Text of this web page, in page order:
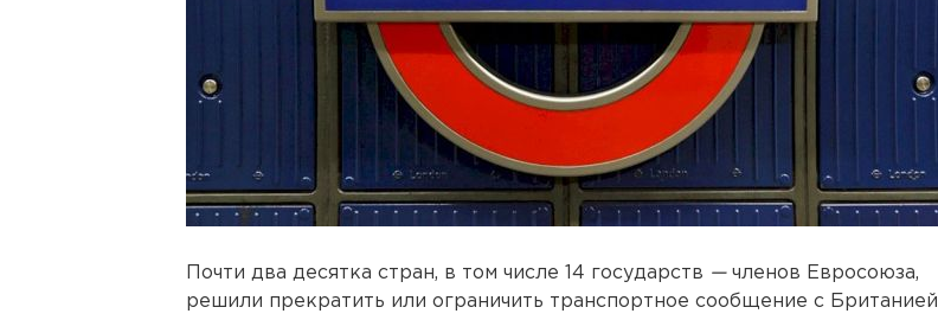
Почти два десятка стран, в том числе 14 государств — членов Евросоюза,
решили прекратить или ограничить транспортное сообщение с Британией